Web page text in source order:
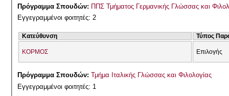
Πρόγραμμα Σπουδών: ΠΠΣ Τμήματος Γερμανικής Γλώσσας και
Εγγεγραμμένοι φοιτητές: 2
Κατεύθυνση Τύπος
ΚΟΡΜΟΣ Επιλογής
Πρόγραμμα Σπουδών:Τμήμα Ιταλικής Γλώσσας και Φιλολογίας
Εγγεγραμμένοι φοιτητές: 1